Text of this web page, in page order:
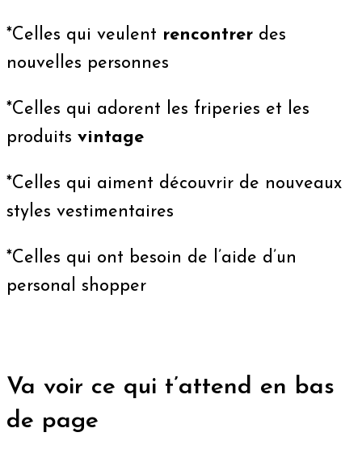
*Celles qui veulent rencontrer des
nouvelles personnes
*Celles qui adorent les friperies et les
produits vintage
*Celles qui aiment découvrir de nouveaux
styles vestimentaires
*Celles qui ont besoin de l’aide d’un
personal shopper
Va voir ce qui t’attend en bas
de page